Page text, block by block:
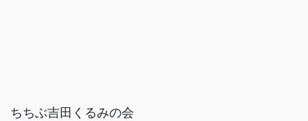
ちちぶ吉田くるみの会